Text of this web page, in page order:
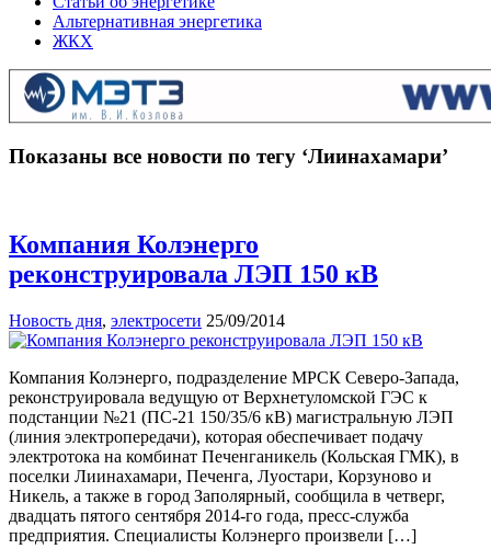
Альтернативная энергетика
ЖКХ
Показаны все новости по тегу ‘Лиинахамари’
Компания Колэнерго
реконструировала ЛЭП 150 кВ
Новость дня, электросети 25/09/2014
Компания Колэнерго, подразделение МРСК Северо-Запада,
реконструировала ведущую от Верхнетуломской ГЭС к
подстанции №21 (ПС-21 150/35/6 кВ) магистральную ЛЭП
(линия электропередачи), которая обеспечивает подачу
электротока на комбинат Печенганикель (Кольская ГМК), в
поселки Лиинахамари, Печенга, Луостари, Корзуново и
Никель, а также в город Заполярный, сообщила в четверг,
двадцать пятого сентября 2014-го года, пресс-служба
предприятия. Специалисты Колэнерго произвели […]